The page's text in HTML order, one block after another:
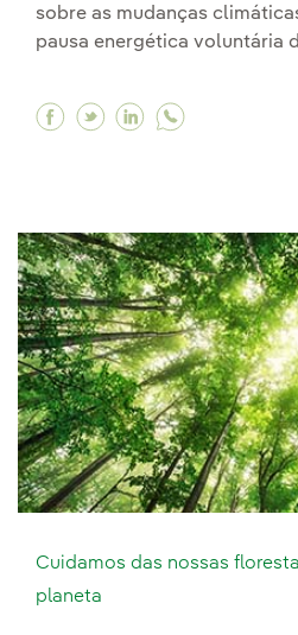
sobre as mudanças
pausa energética voluntária
Facebook A Hora do
Twitter A Hora do
Linkedin A
Cuidamos das nossas
planeta